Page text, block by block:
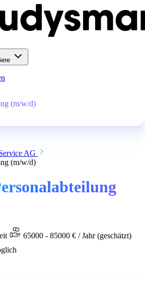
(m/w/d)
AG
(m/w/d)
65000 - 85000 € / Jahr (geschätzt)